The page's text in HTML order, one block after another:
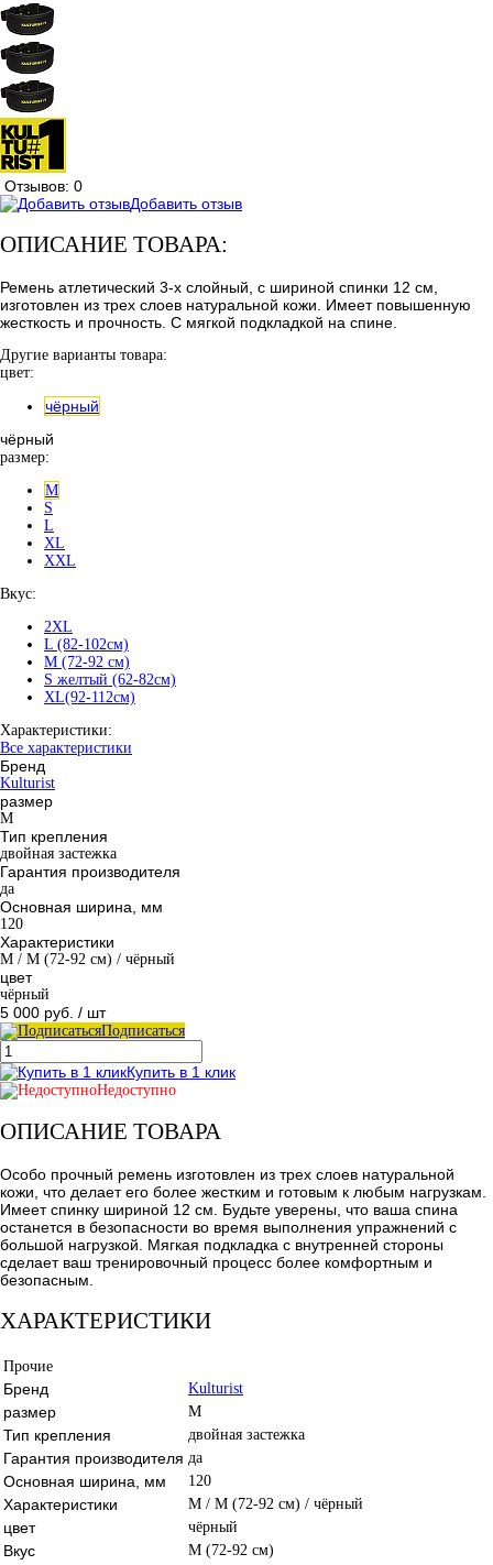
Отзывов: 0
Добавить отзыв
ОПИСАНИЕ ТОВАРА:
Ремень атлетический 3-х слойный, с шириной спинки 12 см,
изготовлен из трех слоев натуральной кожи. Имеет повышенную
жесткость и прочность. С мягкой подкладкой на спине.
Другие варианты товара:
цвет:
чёрный
чёрный
размер:
M
S
L
XL
XXL
Вкус:
2XL
L (82-102см)
M (72-92 см)
S желтый (62-82см)
XL(92-112см)
Характеристики:
Все характеристики
Бренд
Kulturist
размер
M
Тип крепления
двойная застежка
Гарантия производителя
да
Основная ширина, мм
120
Характеристики
M / M (72-92 см) / чёрный
цвет
чёрный
5 000 руб. / шт
Подписаться
Купить в 1 клик
Недоступно
ОПИСАНИЕ ТОВАРА
Особо прочный ремень изготовлен из трех слоев натуральной
кожи, что делает его более жестким и готовым к любым нагрузкам.
Имеет спинку шириной 12 см. Будьте уверены, что ваша спина
останется в безопасности во время выполнения упражнений с
большой нагрузкой. Мягкая подкладка с внутренней стороны
сделает ваш тренировочный процесс более комфортным и
безопасным.
ХАРАКТЕРИСТИКИ
Прочие
Бренд Kulturist
размер M
Тип крепления двойная застежка
Гарантия производителя да
Основная ширина, мм 120
Характеристики M / M (72-92 см) / чёрный
цвет чёрный
Вкус
M (72-92 см)